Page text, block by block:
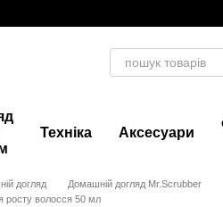
Техніка Аксесуари
догляд
Домашній догляд Mr.Scrubber
росту волосся 50 мл